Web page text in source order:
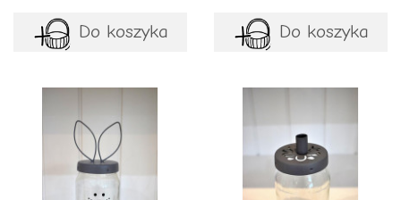
Do koszyka Do koszyka